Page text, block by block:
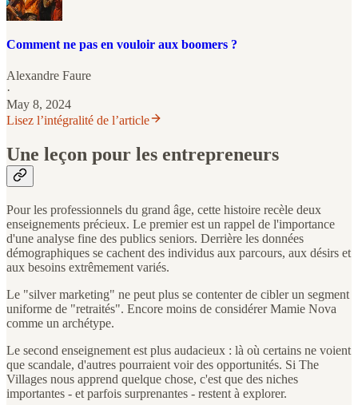
Comment ne pas en vouloir aux boomers ?
Alexandre Faure
·
May 8, 2024
Lisez l’intégralité de l’article
Une leçon pour les entrepreneurs
Pour les professionnels du grand âge, cette histoire recèle deux
enseignements précieux. Le premier est un rappel de l'importance
d'une analyse fine des publics seniors. Derrière les données
démographiques se cachent des individus aux parcours, aux désirs et
aux besoins extrêmement variés.
Le "silver marketing" ne peut plus se contenter de cibler un segment
uniforme de "retraités". Encore moins de considérer Mamie Nova
comme un archétype.
Le second enseignement est plus audacieux : là où certains ne voient
que scandale, d'autres pourraient voir des opportunités. Si The
Villages nous apprend quelque chose, c'est que des niches
importantes - et parfois surprenantes - restent à explorer.